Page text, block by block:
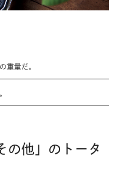
重量だ。
の他」のトータ